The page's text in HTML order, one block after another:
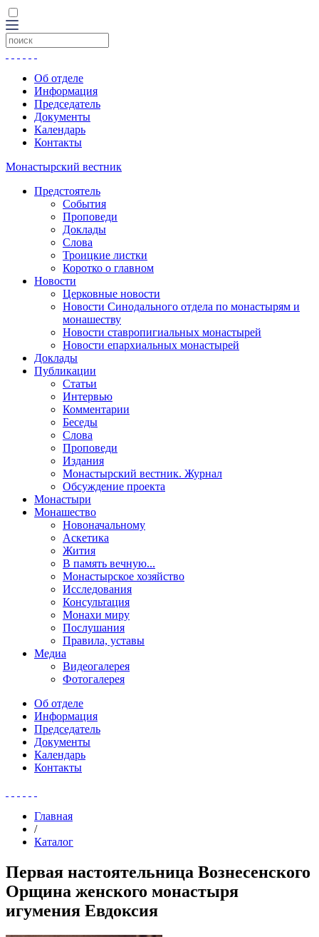
Об отделе
Информация
Председатель
Документы
Календарь
Контакты
Монастырский вестник
Предстоятель
События
Проповеди
Доклады
Слова
Троицкие листки
Коротко о главном
Новости
Церковные новости
Новости Синодального отдела по монастырям и
монашеству
Новости ставропигиальных монастырей
Новости епархиальных монастырей
Доклады
Публикации
Статьи
Интервью
Комментарии
Беседы
Слова
Проповеди
Издания
Монастырский вестник. Журнал
Обсуждение проекта
Монастыри
Монашество
Новоначальному
Аскетика
Жития
В память вечную...
Монастырское хозяйство
Исследования
Консультация
Монахи миру
Послушания
Правила, уставы
Медиа
Видеогалерея
Фотогалерея
Об отделе
Информация
Председатель
Документы
Календарь
Контакты
Главная
/
Каталог
Первая настоятельница Вознесенского
Орщина женского монастыря
игумения Евдоксия